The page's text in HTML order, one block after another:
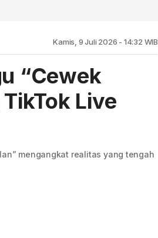
Kamis, 9 Juli 2026 - 14:32 WIB
“Cewek
Live
mengangkat realitas yang tengah